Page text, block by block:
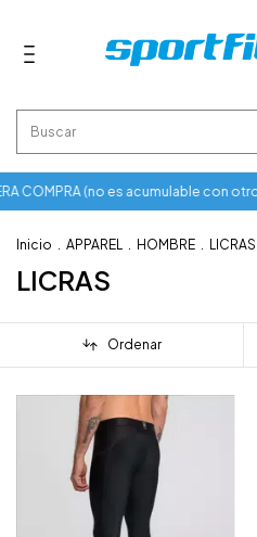
COMPRA (no es acumulable con
Inicio APPAREL HOMBRE LICRAS
LICRAS
Ordenar